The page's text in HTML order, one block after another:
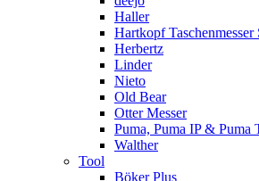
Haller
Hartkopf Taschenmesser
Herbertz
Linder
Nieto
Old Bear
Otter Messer
Puma, Puma IP & Puma
Walther
Tool
Böker Plus